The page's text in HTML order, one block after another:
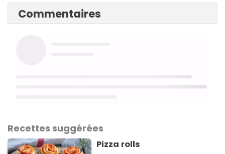
Commentaires
Recettes suggérées
Pizza rolls